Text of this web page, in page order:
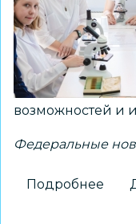
в
«ПРО
возможностей и
Федеральные
Подробнее